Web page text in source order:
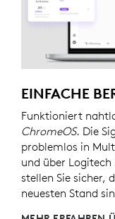
EINFACHE
Funktioniert
ChromeOS. Die
problemlos in
und über Logitech
stellen Sie sicher,
neuesten Stand